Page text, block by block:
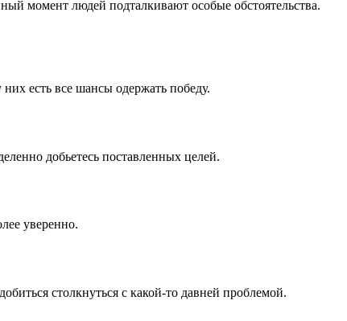
момент людей подталкивают особые обстоятельства.
есть все шансы одержать победу.
добьетесь поставленных целей.
уверенно.
столкнуться с какой-то давней проблемой.